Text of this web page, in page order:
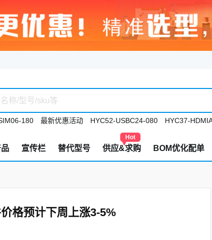
180 最新优惠活动 HYC52-USBC24-080 HYC37-
宣传栏 替代型号
Hot
供应&求购 BOM优化配单
格预计下周上涨3-5%